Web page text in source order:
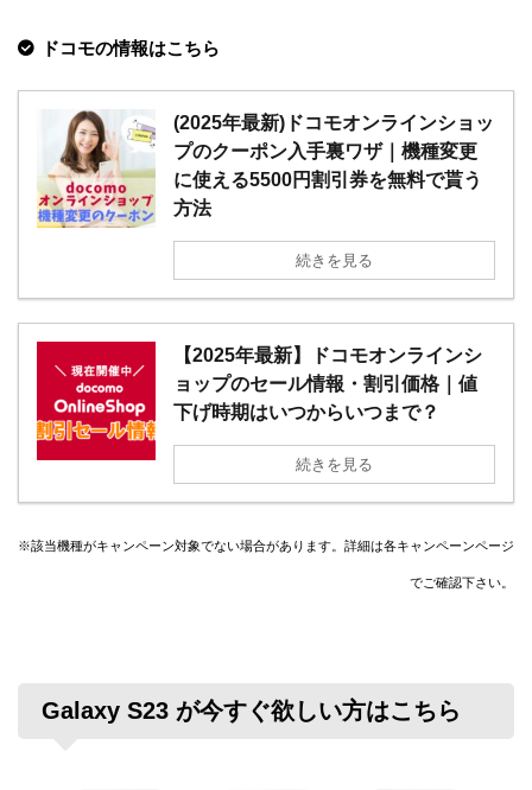
ドコモの情報はこちら
(2025年最新)ドコモオンラインショッ
プのクーポン入手裏ワザ｜機種変更
に使える5500円割引券を無料で貰う
方法
続きを見る
【2025年最新】ドコモオンラインシ
ョップのセール情報・割引価格｜値
下げ時期はいつからいつまで？
続きを見る
※該当機種がキャンペーン対象でない場合があります。詳細は各キャンペーンページ
でご確認下さい。
Galaxy S23 が今すぐ欲しい方はこちら